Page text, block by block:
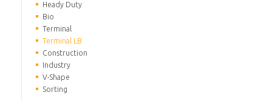
Heady Duty
Bio
Terminal
Terminal LB
Construction
Industry
V-Shape
Sorting